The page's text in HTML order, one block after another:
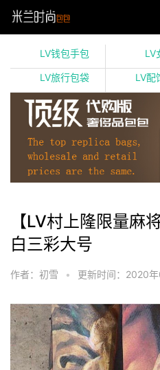
LV钱包手包 LV
LV旅行包袋 LV配
【LV村上隆限量麻
白三彩大号
作者：初雪 • 更新时间：2020